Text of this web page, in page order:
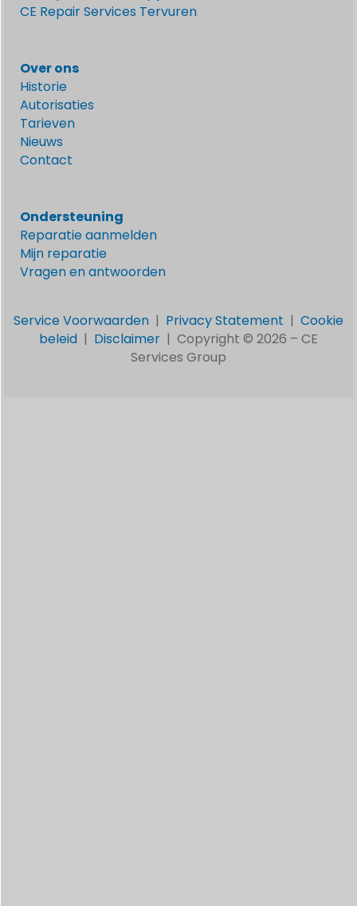
CE Repair Services Tervuren
Over ons
Historie
Autorisaties
Tarieven
Nieuws
Contact
Ondersteuning
Reparatie aanmelden
Mijn reparatie
Vragen en antwoorden
Service Voorwaarden | Privacy Statement | Cookie
beleid | Disclaimer | Copyright © 2026 – CE
Services Group